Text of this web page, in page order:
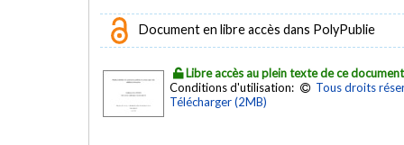
Document en libre accès dans PolyPublie
Libre accès au plein texte de ce document
Conditions d'utilisation:
Tous droits
Télécharger (2MB)